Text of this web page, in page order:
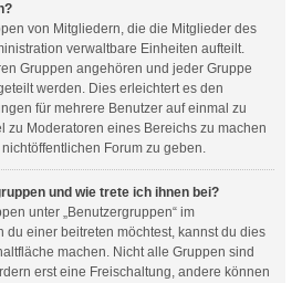
von Mitgliedern, die die Mitglieder des
verwaltbare Einheiten aufteilt.
Gruppen angehören und jeder Gruppe
werden. Dies erleichtert es den
für mehrere Benutzer auf einmal zu
zu Moderatoren eines Bereichs zu machen
Forum zu geben.
und wie trete ich ihnen bei?
unter „Benutzergruppen“ im
du einer beitreten möchtest, kannst du dies
machen. Nicht alle Gruppen sind
erst eine Freischaltung, andere können